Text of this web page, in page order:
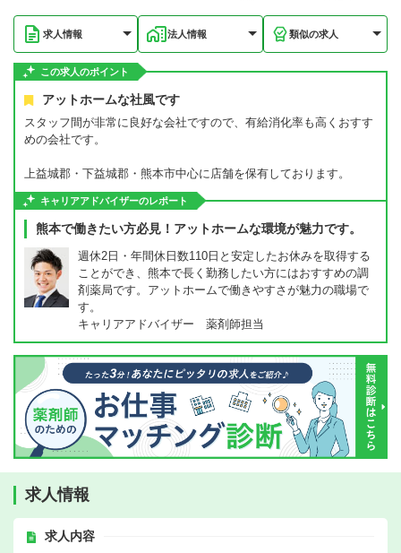
求人情報 法人情報 類似の求人
この求人のポイント
アットホームな社風です
スタッフ間が非常に良好な会社ですので、有給消化率も高くおすす
めの会社です。
上益城郡・下益城郡・熊本市中心に店舗を保有しております。
キャリアアドバイザーのレポート
熊本で働きたい方必見！アットホームな環境が魅力です。
週休2日・年間休日数110日と安定したお休みを取得する
ことができ、熊本で長く勤務したい方にはおすすめの調
剤薬局です。アットホームで働きやすさが魅力の職場で
す。
キャリアアドバイザー 薬剤師担当
求人情報
求人内容